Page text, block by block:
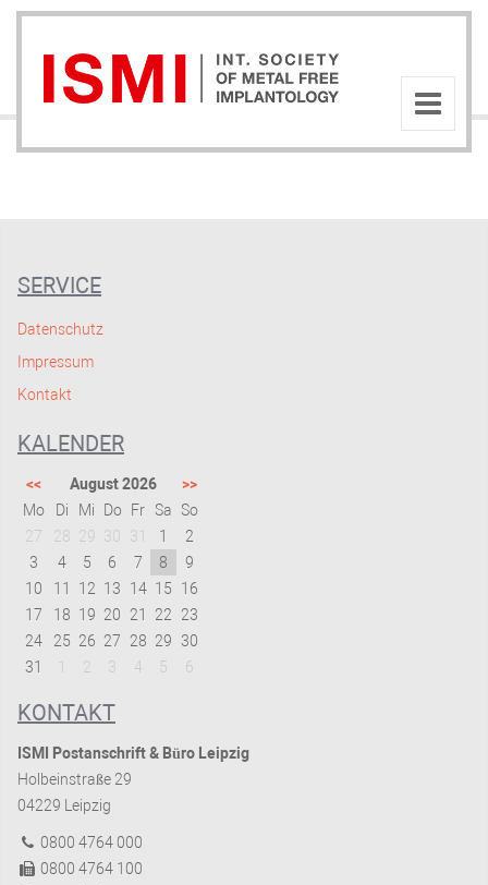
SERVICE
Datenschutz
Impressum
Kontakt
KALENDER
<< August 2026
>>
Mo
Di Mi Do Fr Sa So
27
28 29 30 31 1
2
3
4 5 6 7 8
9
10
11 12 13 14 15
16
17
18 19 20 21 22
23
24
25 26 27 28 29 30
31
2 3 4 5 6
KONTAKT
ISMI Postanschrift & Büro Leipzig
Holbeinstraße 29
04229 Leipzig
0800 4764 000
0800 4764 100